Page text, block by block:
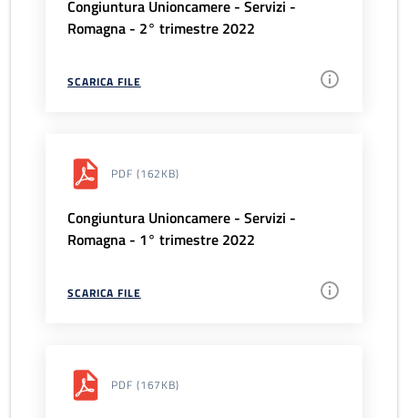
Congiuntura Unioncamere - Servizi -
Romagna - 2° trimestre 2022
SCARICA FILE
PDF (162KB)
Congiuntura Unioncamere - Servizi -
Romagna - 1° trimestre 2022
SCARICA FILE
PDF (167KB)